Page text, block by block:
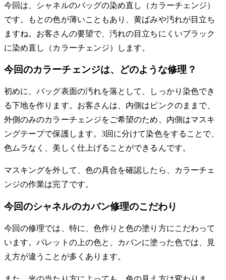
今回は、シャネルのバッグの染め直し（カラーチェンジ）
です。もとの色が薄いこともあり、黄ばみや汚れが目立ち
ますね。お客さんの要望で、汚れの目立ちにくいブラック
に染め直し（カラーチェンジ）します。
今回のカラーチェンジは、どのような修理？
初めに、バッグ表面の汚れを落として、しっかり染色でき
る下地を作ります。お客さんは、内側はピンクのままで、
外側のみのカラーチェンジをご希望のため、内側はマスキ
ングテープで保護します。3回に分けて染色をすることで、
色ムラなく、美しく仕上げることができるんです。
マスキングを外して、色の具合を確認したら、カラーチェ
ンジの作業は完了です。
今回のシャネルのカバン修理のこだわり
今回の修理では、特に、色作りと色の塗り方にこだわって
います。パレットの上の色と、カバンに塗った色では、見
え方が違うことが多くあります。